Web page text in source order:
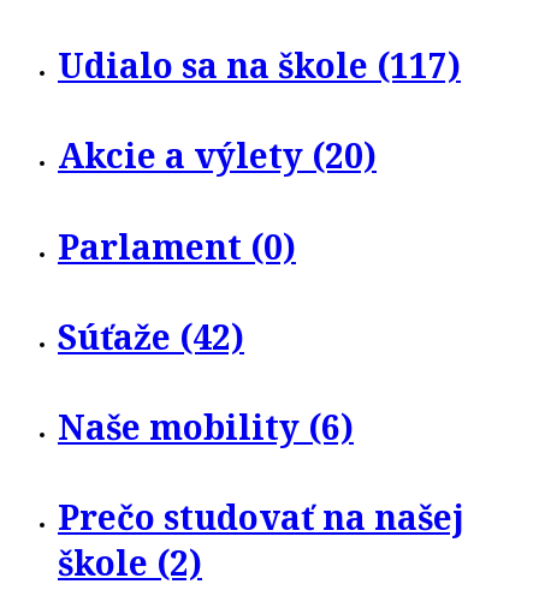
Udialo sa na škole (117)
Akcie a výlety (20)
Parlament (0)
Súťaže (42)
Naše mobility (6)
Prečo studovať na našej
škole (2)